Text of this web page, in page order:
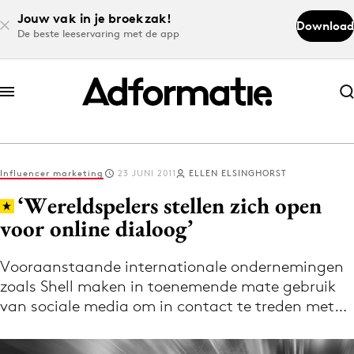
Jouw vak in je broekzak!
De beste leeservaring met de app
Download
Abonneer nu
Abonneer nu
Log in
Download de app
Volg het laatste nieuws via de Adformatie
Nieuws app
Influencer marketing 23 JUNI 2011 ELLEN ELSINGHORST
‘Wereldspelers stellen zich open
voor online dialoog’
Vooraanstaande internationale ondernemingen
zoals Shell maken in toenemende mate gebruik
van sociale media om in contact te treden met…